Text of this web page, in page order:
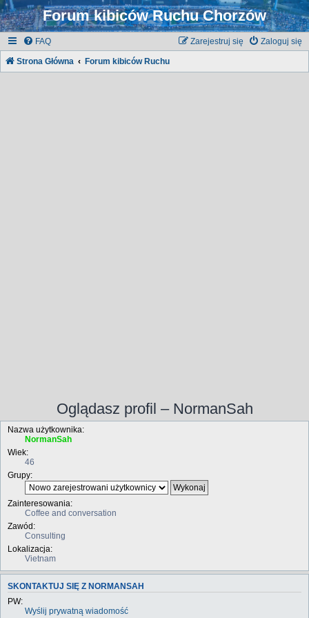
Forum kibiców Ruchu Chorzów
FAQ Zaloguj się
Zarejestruj się
Strona Główna Forum kibiców Ruchu
Oglądasz profil – NormanSah
Nazwa użytkownika:
NormanSah
Wiek:
46
Grupy:
Zainteresowania:
Coffee and conversation
Zawód:
Consulting
Lokalizacja:
Vietnam
SKONTAKTUJ SIĘ Z NORMANSAH
PW:
Wyślij prywatną wiadomość